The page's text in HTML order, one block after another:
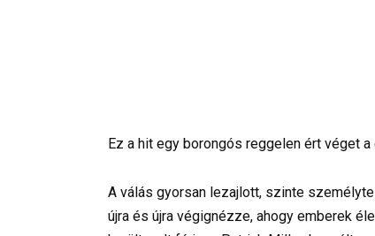
Ez a hit egy borongós reggelen ért véget
A válás gyorsan lezajlott, szinte
újra és újra végignézze, ahogy emberek